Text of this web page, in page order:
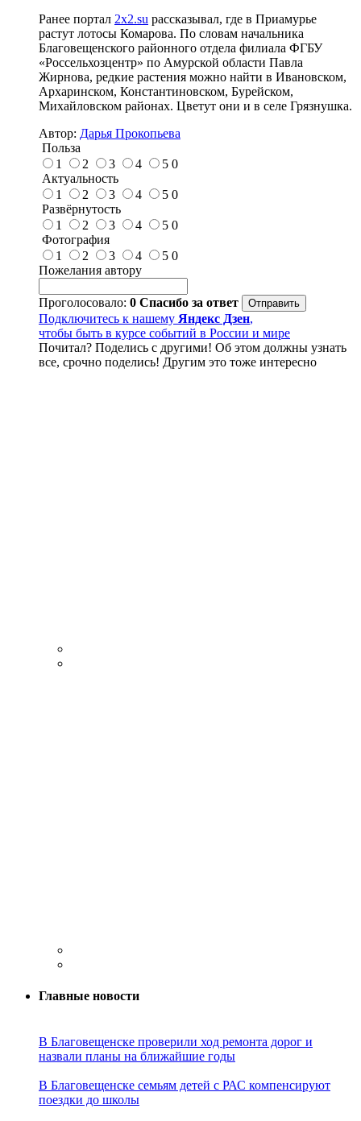
Ранее портал 2x2.su рассказывал, где в Приамурье
растут лотосы Комарова. По словам начальника
Благовещенского районного отдела филиала ФГБУ
«Россельхозцентр» по Амурской области Павла
Жирнова, редкие растения можно найти в Ивановском,
Архаринском, Константиновском, Бурейском,
Михайловском районах. Цветут они и в селе Грязнушка.
Автор: Дарья Прокопьева
Польза
1
2 3 4 5 0
Актуальность
1
2 3 4 5 0
Развёрнутость
1
2 3 4 5 0
Фотография
1
2 3 4 5 0
Пожелания автору
Проголосовало: 0 Спасибо за ответ
Подключитесь к нашему Яндекс Дзен,
чтобы быть в курсе событий в России и мире
Почитал? Поделись с другими! Об этом должны узнать
все, срочно поделись! Другим это тоже интересно
Главные новости
В Благовещенске проверили ход ремонта дорог и
назвали планы на ближайшие годы
В Благовещенске семьям детей с РАС компенсируют
поездки до школы